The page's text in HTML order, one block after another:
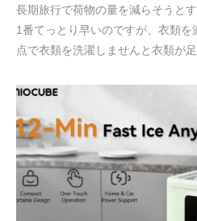
長期旅行で荷物の量を減らそうと
1番てっとり早いのですが、衣類
点で衣類を洗濯しませんと衣類が